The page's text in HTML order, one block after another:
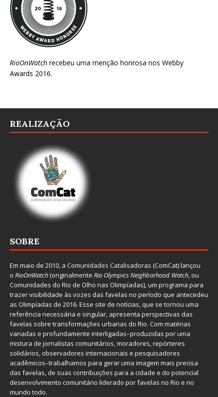
RioOnWatch recebeu uma menção honrosa nos Webby
Awards 2016.
REALIZAÇÃO
SOBRE
Em maio de 2010, a Comunidades Catalisadoras (ComCat) lançou
o RioOnWatch(originalmente Rio Olympics Neighborhood Watch, ou
Comunidades do Rio de Olho nas Olimpíadas), um programa para
trazer visibilidade às vozes das favelas no período que antecedeu
as Olimpíadas de 2016. Esse site de notícias, que se tornou uma
referência necessária e singular, apresenta perspectivas das
favelas sobre transformações urbanas do Rio. Com matérias
variadas e profundamente interligadas–produzidas por uma
mistura de jornalistas comunitários, moradores, repórteres
solidários, observadores internacionais e pesquisadores
acadêmicos–trabalhamos para gerar uma imagem mais precisa
das favelas, de suas contribuições para a cidade e do potencial
desenvolvimento comunitário liderado por favelas no Rio e no
mundo todo.